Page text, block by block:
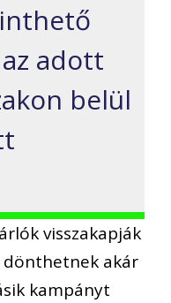
adott
belül
visszakapják
dönthetnek akár
kampányt